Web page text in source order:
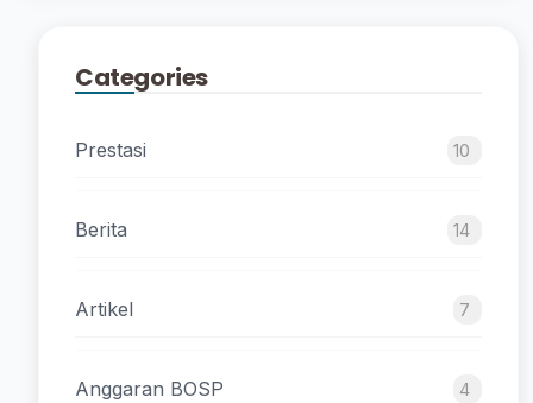
Categories
Prestasi 10
Berita 14
Artikel 7
Anggaran BOSP 4